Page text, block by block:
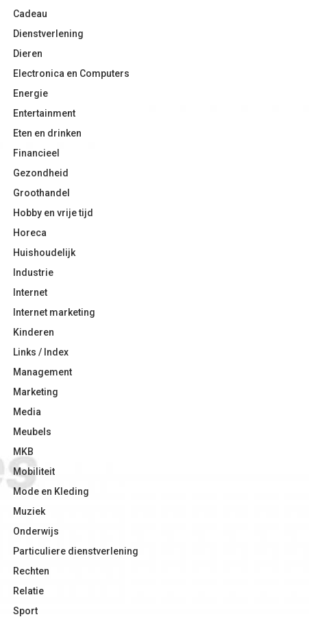
Cadeau
Dienstverlening
Dieren
Electronica en Computers
Energie
Entertainment
Eten en drinken
Financieel
Gezondheid
Groothandel
Hobby en vrije tijd
Horeca
Huishoudelijk
Industrie
Internet
Internet marketing
Kinderen
Links / Index
Management
Marketing
Media
Meubels
MKB
Mobiliteit
Mode en Kleding
Muziek
Onderwijs
Particuliere dienstverlening
Rechten
Relatie
Sport